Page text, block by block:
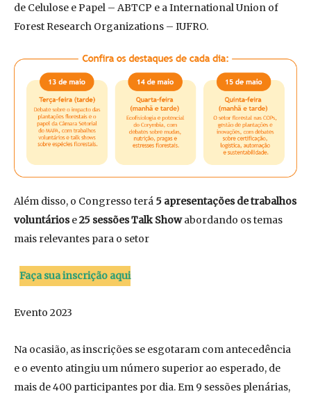
de Celulose e Papel – ABTCP e a International Union of
Forest Research Organizations – IUFRO.
Além disso, o Congresso terá 5 apresentações de trabalhos
voluntáriose25 sessões Talk Showabordando os temas
mais relevantes para o setor
Faça sua inscrição aqui
Evento 2023
Na ocasião, as inscrições se esgotaram com antecedência
e o evento atingiu um número superior ao esperado, de
mais de 400 participantes por dia. Em 9 sessões plenárias,